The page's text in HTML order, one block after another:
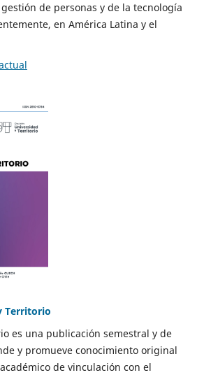
de personas y de la tecnología
en América Latina y el
Territorio
es una publicación semestral y de
y promueve conocimiento original
de vinculación con el